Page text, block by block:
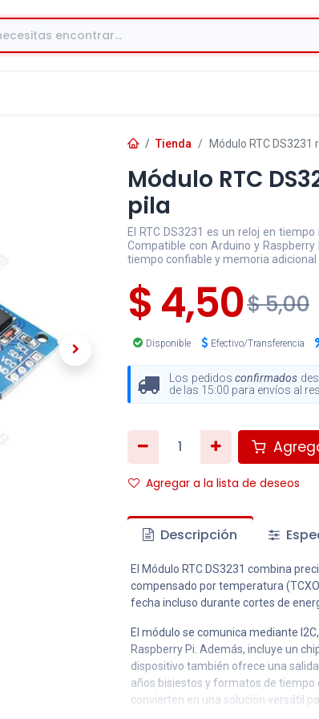
Tienda Módulo RTC DS3231
Módulo RTC
pila
El RTC DS3231 es un reloj en
Compatible con Arduino y
tiempo confiable y memoria adicional
$4,50$5,00
Disponible Efectivo/Transferencia
Los pedidosconfirmados
de las 15:00 para envíos al
Agregar a la lista de deseos
Descripción
El Módulo RTC DS3231 combina
compensado por temperatura
fecha incluso durante cortes de
El módulo se comunica mediante
Raspberry Pi. Además, incluye un
dispositivo también ofrece una
años bisiestos y formatos de tiempo
convierten en una solución versátil